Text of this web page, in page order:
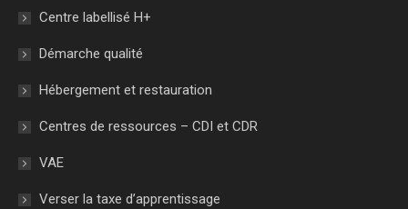
Centre labellisé H+
Démarche qualité
Hébergement et restauration
Centres de ressources – CDI et CDR
VAE
Verser la taxe d’apprentissage